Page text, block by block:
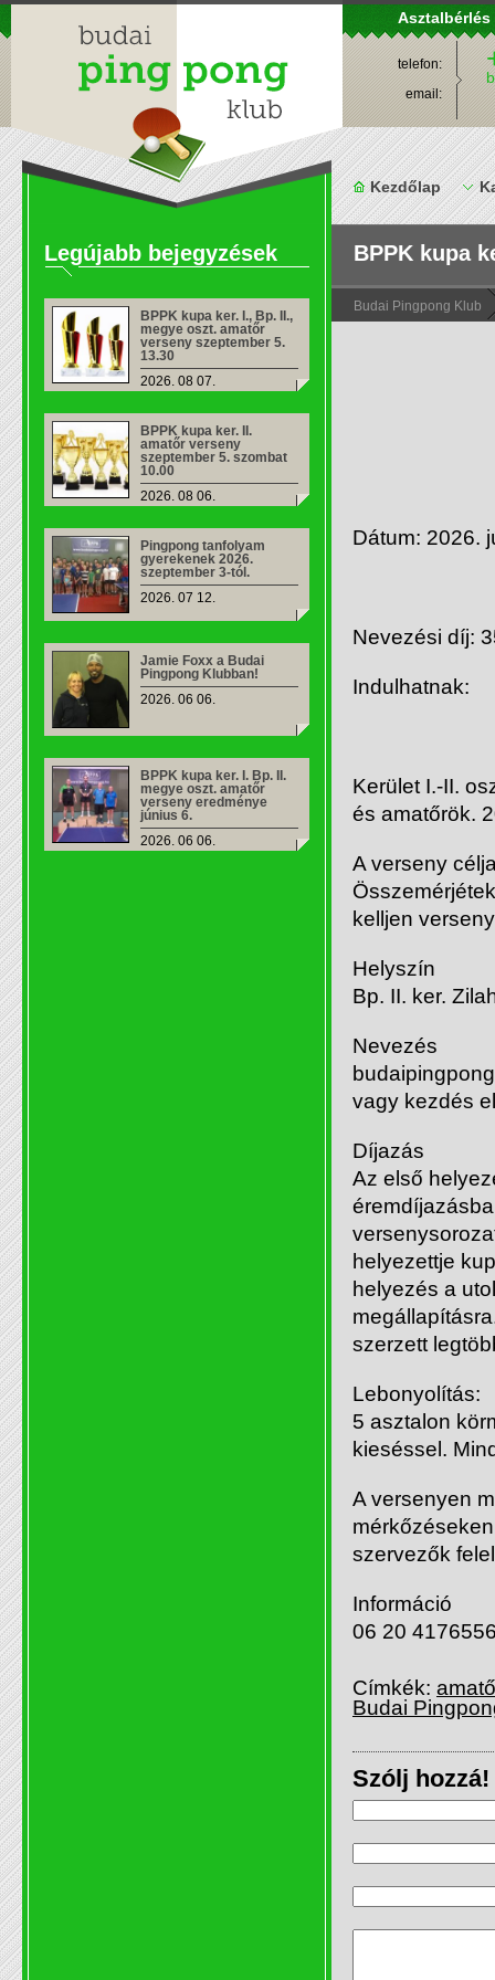
Asztalbérlés
telefon:
email:
Kezdőlap
Legújabb bejegyzések
BPPK kupa ker. I., Bp. II.,
megye oszt. amatőr
verseny szeptember 5.
13.30
2026. 08 07.
BPPK kupa ker. II.
amatőr verseny
szeptember 5. szombat
10.00
2026. 08 06.
Pingpong tanfolyam
gyerekenek 2026.
szeptember 3-tól.
2026. 07 12.
Jamie Foxx a Budai
Pingpong Klubban!
2026. 06 06.
BPPK kupa ker. I. Bp. II.
megye oszt. amatőr
verseny eredménye
június 6.
2026. 06 06.
BPPK kupa
Budai Pingpong Klub
Dátum: 2026.
Nevezési díj:
Indulhatnak:
Kerület I.-II.
és amatőrök.
A verseny
kelljen
Helyszín
Bp. II. ker.
Nevezés
vagy kezdés
Díjazás
Az első
helyezettje
helyezés a
szerzett
Lebonyolítás:
5 asztalon
kieséssel.
A versenyen
szervezők
Információ
06 20
Címkék:
Budai
Szólj hozzá!